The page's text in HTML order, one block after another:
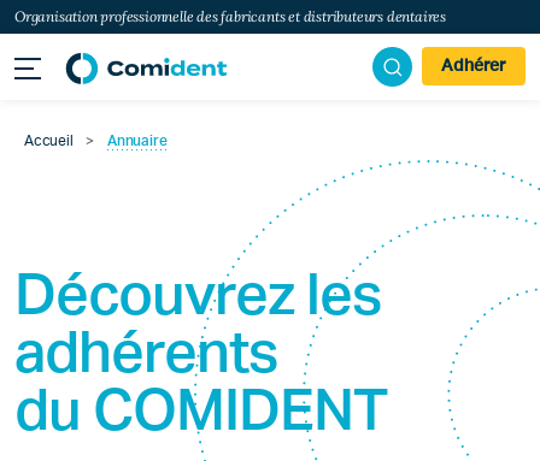
Organisation professionnelle des fabricants et distributeurs dentaires
Adhérer
Accueil > Annuaire
Découvrez les
adhérents
du COMIDENT